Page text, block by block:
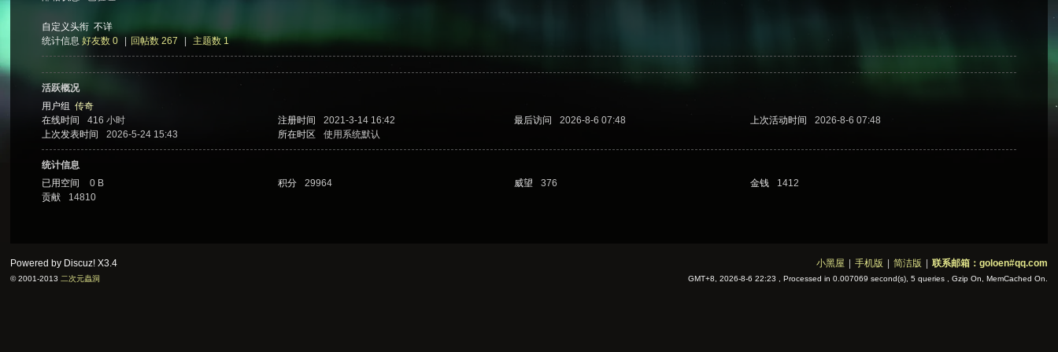
自定义头衔不详
统计信息 好友数 0 回帖数 267 主题数 1
活跃概况
用户组传奇
在线时间
416 小时 注册时间 2021-3-14 16:42 最后访问 2026-8-6 07:48 上次活动时间
2026-8-6 07:48
上次发表时间
2026-5-24 15:43 所在时区 使用系统默认
统计信息
已用空间
0 B 积分 29964 威望 376 金钱
1412
贡献
14810
小黑屋 手机版 简洁版 联系邮箱：goloen#qq.com
GMT+8, 2026-8-6 22:23 , Processed in 0.007069 second(s), 5 queries , Gzip On, MemCached On.
Powered by Discuz!X3.4
© 2001-2013 二次元蟲洞